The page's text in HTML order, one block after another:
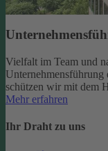
Vielfalt im Team und
schützen wir mit dem
Mehr erfahren
Ihr Draht zu uns